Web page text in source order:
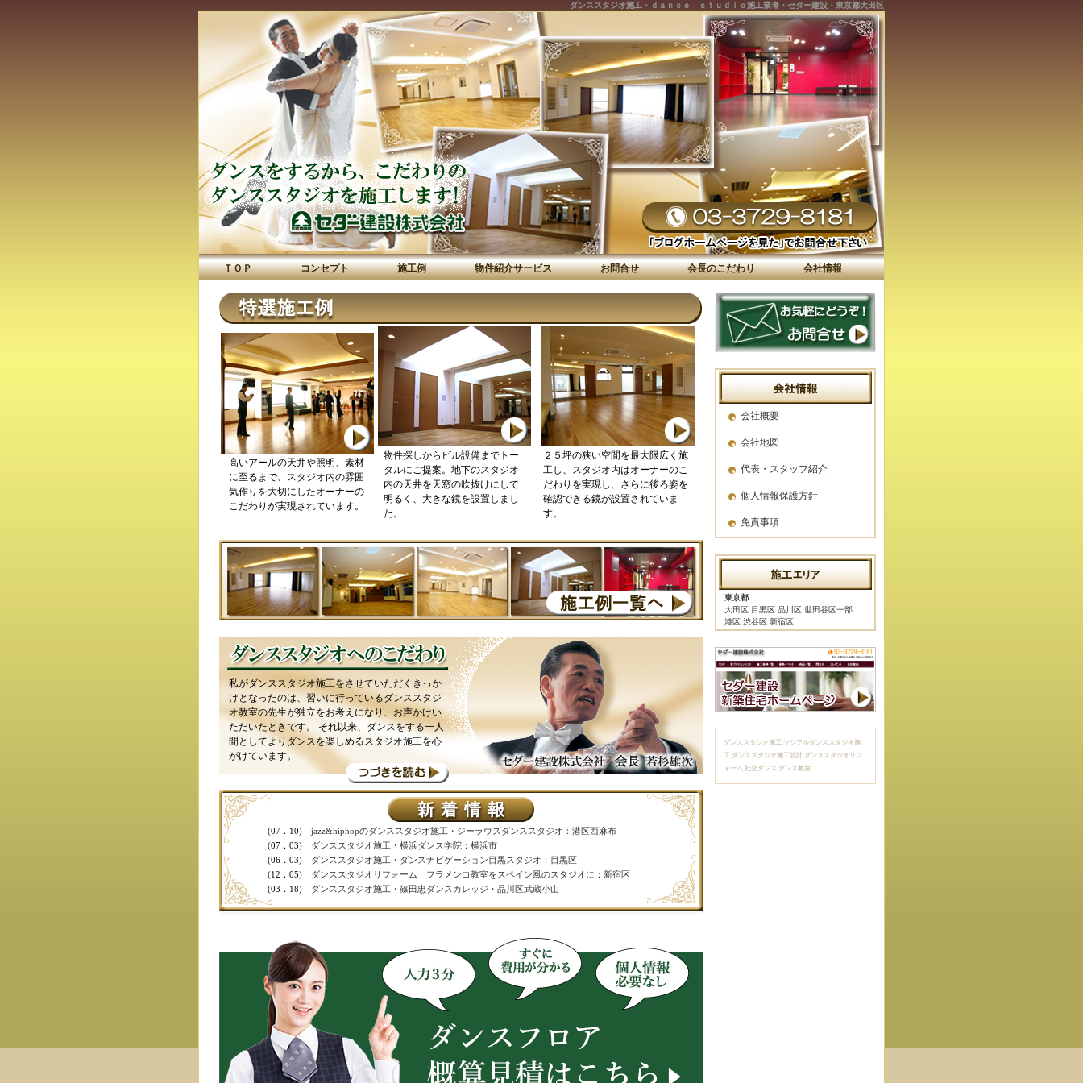
ダンススタジオ施工・ｄａｎｃｅ ｓｔｕｄｉｏ施工業者・セダー建設・東京都大田区
ＴＯＰ コンセプト 施工例 物件紹介サービス お問合せ 会長のこだわり 会社情報
会社概要
会社地図
代表・スタッフ紹介
個人情報保護方針
免責事項
東京都
大田区 目黒区 品川区 世田谷区一部
港区 渋谷区 新宿区
ダンススタジオ施工,ソシアルダンススタジオ施
工,ダンススタジオ施工設計,ダンススタジオリフ
ォーム,社交ダンス,ダンス教室
高いアールの天井や照明、素材
に至るまで、スタジオ内の雰囲
気作りを大切にしたオーナーの
こだわりが実現されています。
物件探しからビル設備までトー
タルにご提案。地下のスタジオ
内の天井を天窓の吹抜けにして
明るく、大きな鏡を設置しまし
た。
２５坪の狭い空間を最大限広く施
工し、スタジオ内はオーナーのこ
だわりを実現し、さらに後ろ姿を
確認できる鏡が設置されていま
す。
私がダンススタジオ施工をさせていただくきっか
けとなったのは、習いに行っているダンススタジ
オ教室の先生が独立をお考えになり、お声かけい
ただいたときです。 それ以来、ダンスをする一人
間としてよりダンスを楽しめるスタジオ施工を心
がけています。
(07．10) jazz&hiphopのダンススタジオ施工・ジーラウズダンススタジオ：港区西麻布
(07．03) ダンススタジオ施工・横浜ダンス学院：横浜市
(06．03) ダンススタジオ施工・ダンスナビゲーション目黒スタジオ：目黒区
(12．05) ダンススタジオリフォーム フラメンコ教室をスペイン風のスタジオに：新宿区
(03．18) ダンススタジオ施工・篠田忠ダンスカレッジ・品川区武蔵小山